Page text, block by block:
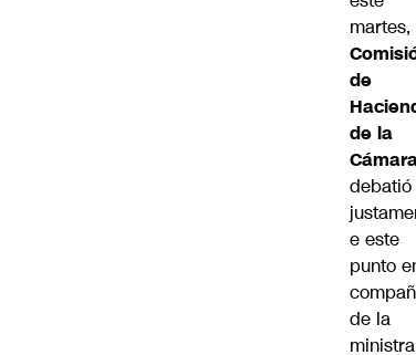
martes,
de
de la
debatió
e este
punto
de la
ministra